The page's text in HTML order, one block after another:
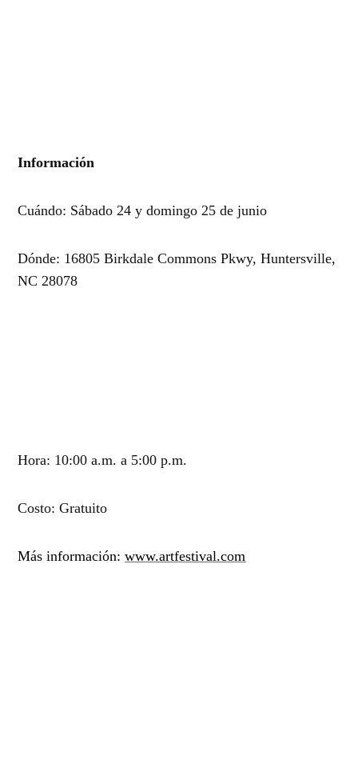
Información
Cuándo: Sábado 24 y domingo 25 de junio
Dónde: 16805 Birkdale Commons Pkwy, Huntersville,
NC 28078
Hora: 10:00 a.m. a 5:00 p.m.
Costo: Gratuito
Más información:www.artfestival.com